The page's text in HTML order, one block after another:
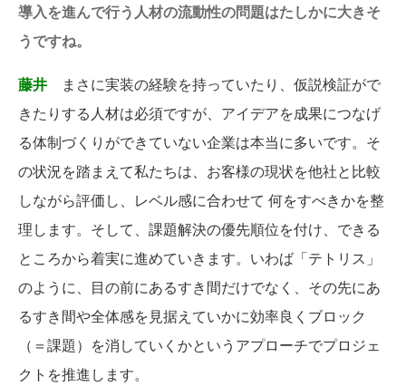
導入を進んで行う人材の流動性の問題はたしかに大きそ
うですね。
藤井 まさに実装の経験を持っていたり、仮説検証がで
きたりする人材は必須ですが、アイデアを成果につなげ
る体制づくりができていない企業は本当に多いです。そ
の状況を踏まえて私たちは、お客様の現状を他社と比較
しながら評価し、レベル感に合わせて 何をすべきかを整
理します。そして、課題解決の優先順位を付け、できる
ところから着実に進めていきます。いわば「テトリス」
のように、目の前にあるすき間だけでなく、その先にあ
るすき間や全体感を見据えていかに効率良くブロック
（＝課題）を消していくかというアプローチでプロジェ
クトを推進します。